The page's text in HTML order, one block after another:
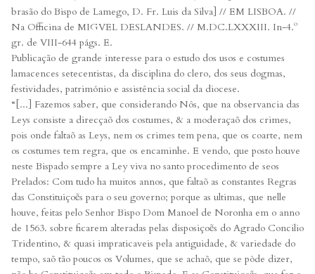
brasão do Bispo de Lamego, D. Fr. Luis da Silva] // EM LISBOA. //
Na Officina de MIGVEL DESLANDES. // M.DC.LXXXIII. In-4.º
gr. de VIII-644 págs. E.
Publicação de grande interesse para o estudo dos usos e costumes
lamacences setecentistas, da disciplina do clero, dos seus dogmas,
festividades, património e assistência social da diocese.
“[...] Fazemos saber, que considerando Nôs, que na observancia das
Leys consiste a direcçaõ dos costumes, & a moderaçaõ dos crimes,
pois onde faltaõ as Leys, nem os crimes tem pena, que os coarte, nem
os costumes tem regra, que os encaminhe. E vendo, que posto houve
neste Bispado sempre a Ley viva no santo procedimento de seos
Prelados: Com tudo ha muitos annos, que faltaõ as constantes Regras
das Constituiçoẽs para o seu governo; porque as ultimas, que nelle
houve, feitas pelo Senhor Bispo Dom Manoel de Noronha em o anno
de 1563. sobre ficarem alteradas pelas disposiçoẽs do Agrado Concilio
Tridentino, & quasi impraticaveis pela antiguidade, & variedade do
tempo, saõ tão poucos os Volumes, que se achaõ, que se pòde dizer,